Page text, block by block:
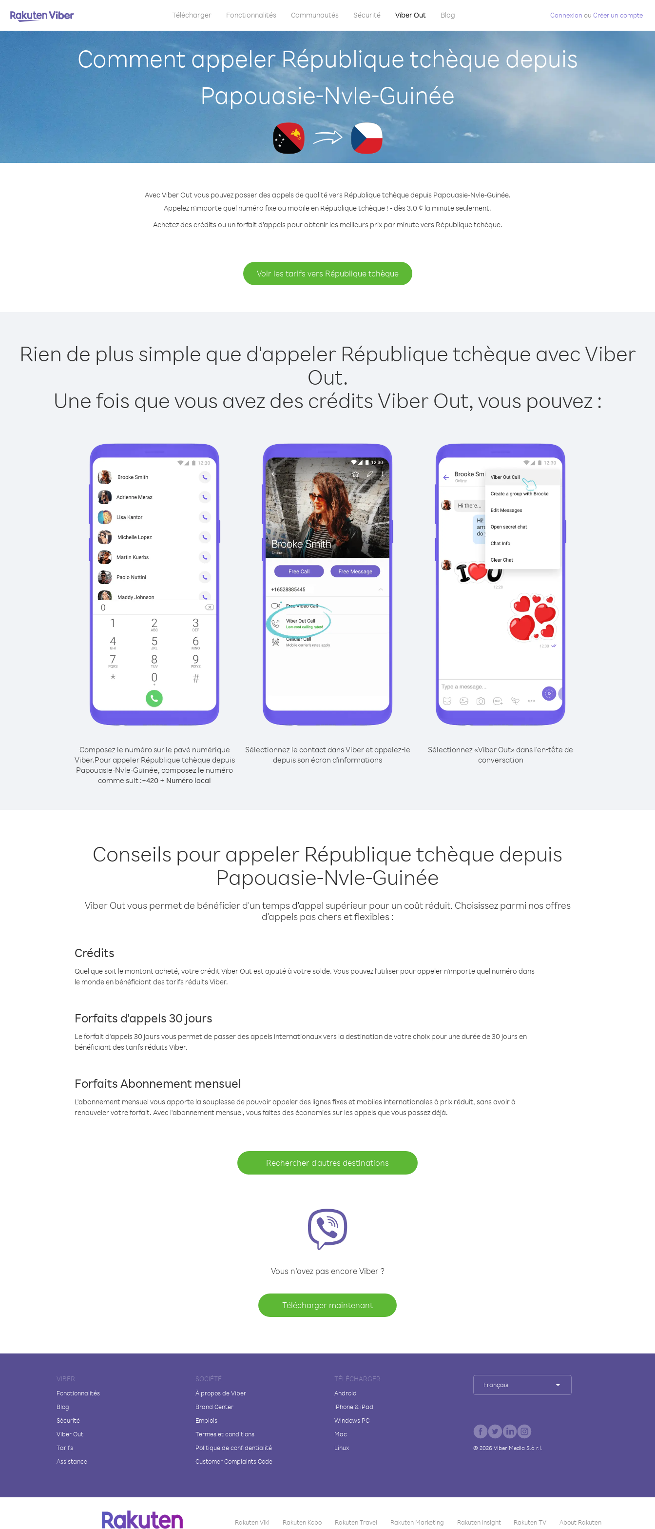
Télécharger Fonctionnalités Communautés Sécurité Viber Out Blog Connexion ou Créer un compte
Comment appeler République tchèque depuis
Papouasie-Nvle-Guinée
Avec Viber Out vous pouvez passer des appels de qualité vers République tchèque depuis Papouasie-Nvle-Guinée.
Appelez n'importe quel numéro fixe ou mobile en République tchèque ! - dès 3.0 ¢ la minute seulement.
Achetez des crédits ou un forfait d’appels pour obtenir les meilleurs prix par minute vers République tchèque.
Voir les tarifs vers République tchèque
Rien de plus simple que d'appeler République tchèque avec Viber
Out.
Une fois que vous avez des crédits Viber Out, vous pouvez :
Composez le numéro sur le pavé numérique
Viber.Pour appeler République tchèque depuis
Papouasie-Nvle-Guinée, composez le numéro
comme suit :+420 + Numéro local
Sélectionnez le contact dans Viber et appelez-le
depuis son écran d'informations
Sélectionnez «Viber Out» dans l'en-tête de
conversation
Conseils pour appeler République tchèque depuis
Papouasie-Nvle-Guinée
Viber Out vous permet de bénéficier d'un temps d'appel supérieur pour un coût réduit. Choisissez parmi nos offres
d'appels pas chers et flexibles :
Crédits
Quel que soit le montant acheté, votre crédit Viber Out est ajouté à votre solde. Vous pouvez l'utiliser pour appeler n'importe quel numéro dans
le monde en bénéficiant des tarifs réduits Viber.
Forfaits d'appels 30 jours
Le forfait d'appels 30 jours vous permet de passer des appels internationaux vers la destination de votre choix pour une durée de 30 jours en
bénéficiant des tarifs réduits Viber.
Forfaits Abonnement mensuel
L'abonnement mensuel vous apporte la souplesse de pouvoir appeler des lignes fixes et mobiles internationales à prix réduit, sans avoir à
renouveler votre forfait. Avec l'abonnement mensuel, vous faites des économies sur les appels que vous passez déjà.
Rechercher d'autres destinations
Vous n’avez pas encore Viber ?
Télécharger maintenant
VIBER
Fonctionnalités
Blog
Sécurité
Viber Out
Tarifs
Assistance
SOCIÉTÉ
À propos de Viber
Brand Center
Emplois
Termes et conditions
Politique de confidentialité
Customer Complaints Code
TÉLÉCHARGER
Android
iPhone & iPad
Windows PC
Mac
Linux
Français
© 2026 Viber Media S.à r.l.
Rakuten Viki Rakuten Kobo Rakuten Travel Rakuten Marketing Rakuten Insight Rakuten TV About Rakuten